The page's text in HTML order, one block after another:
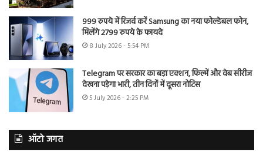
999 रुपये में रिजर्व करें Samsung का नया फोल्डेबल फोन,
मिलेंगे 2799 रुपये के फायदे
8 July 2026 - 5:54 PM
Telegram पर सरकार का बड़ा एक्शन, फिल्में और वेब सीरीज
देखना पड़ेगा भारी, तीन दिनों में दूसरा नोटिस
5 July 2026 - 2:25 PM
ऑटो जगत